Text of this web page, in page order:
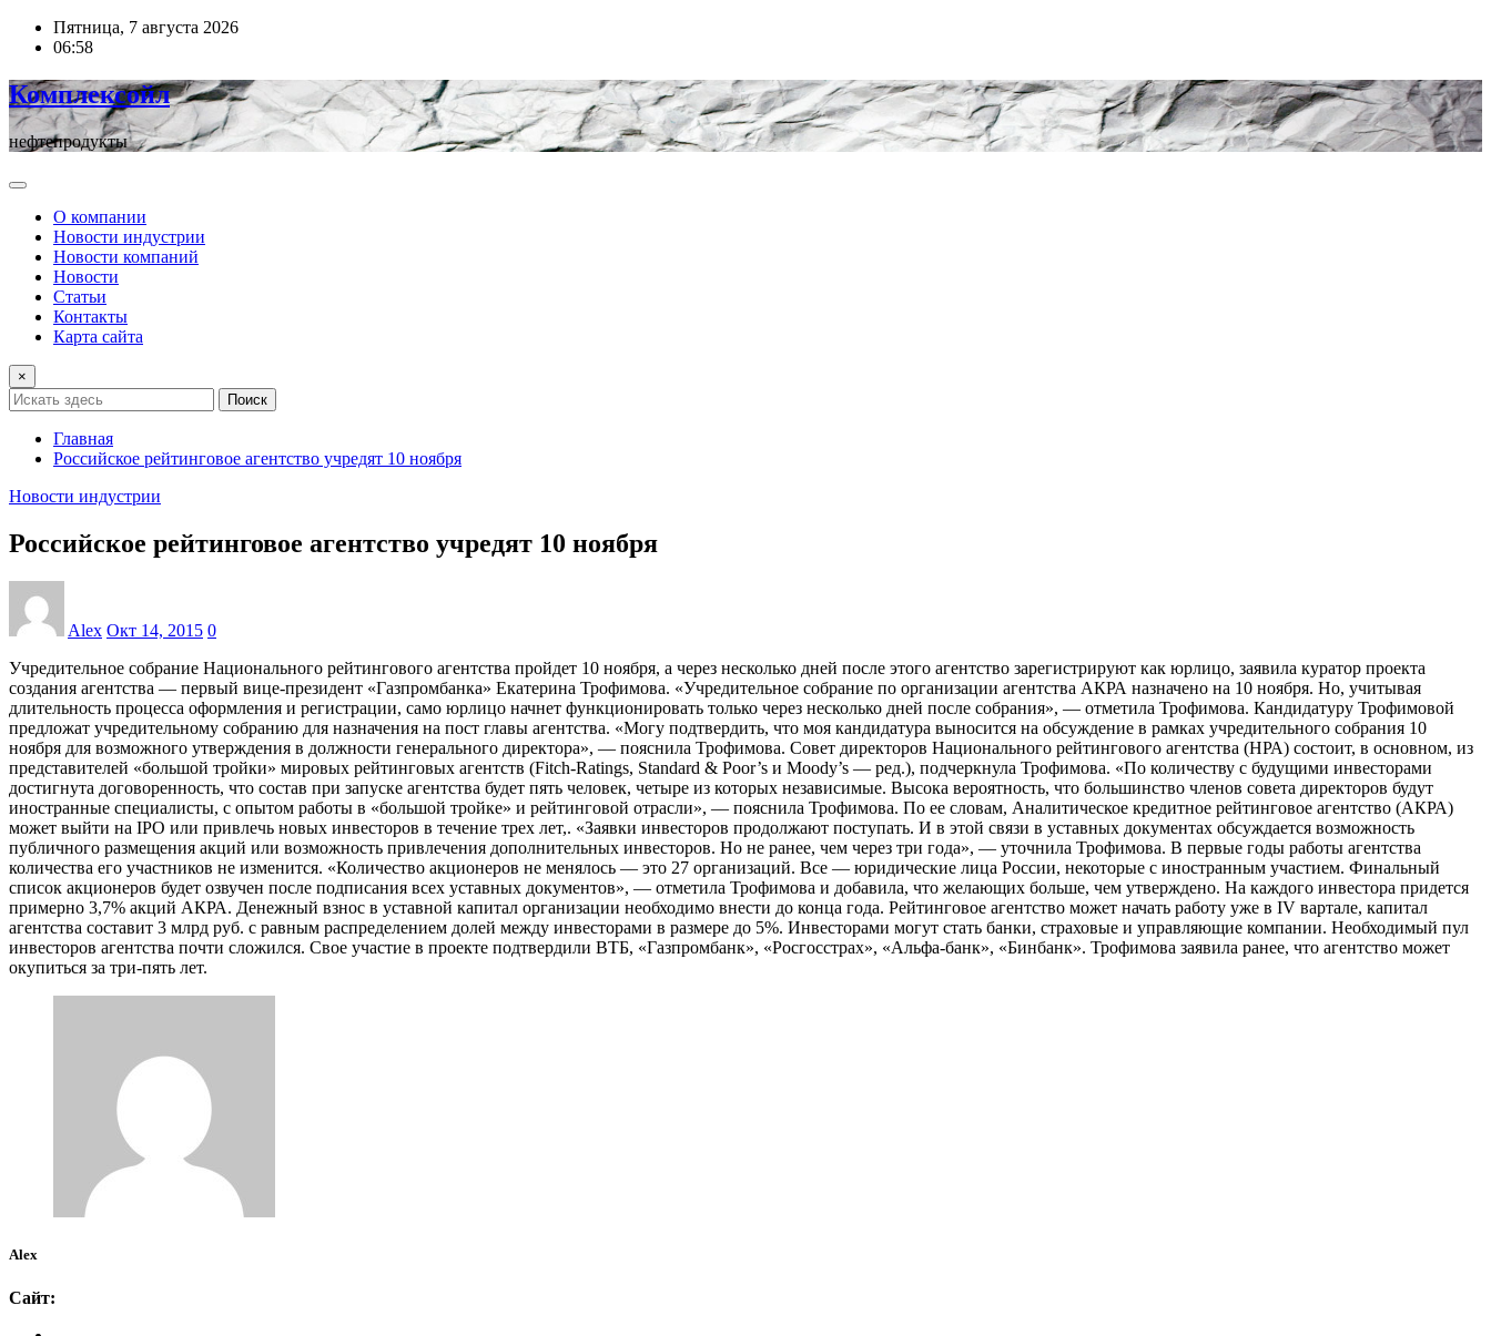
ПерейтиПятница, 7 августа 2026
06:58
Комплексойл
нефтепродукты
О компании
Новости индустрии
Новости компаний
Новости
Статьи
Контакты
Карта сайта
×
Поиск
Главная
Российское рейтинговое агентство учредят 10 ноября
Новости индустрии
Российское рейтинговое агентство учредят 10 ноября
Alex Окт 14, 2015 0
Учредительное собрание Национального рейтингового агентства пройдет 10 ноября, а через несколько дней после этого агентство зарегистрируют как юрлицо, заявила куратор проекта
создания агентства — первый вице-президент «Газпромбанка» Екатерина Трофимова. «Учредительное собрание по организации агентства АКРА назначено на 10 ноября. Но, учитывая
длительность процесса оформления и регистрации, само юрлицо начнет функционировать только через несколько дней после собрания», — отметила Трофимова. Кандидатуру Трофимовой
предложат учредительному собранию для назначения на пост главы агентства. «Могу подтвердить, что моя кандидатура выносится на обсуждение в рамках учредительного собрания 10
ноября для возможного утверждения в должности генерального директора», — пояснила Трофимова. Совет директоров Национального рейтингового агентства (НРА) состоит, в основном, из
представителей «большой тройки» мировых рейтинговых агентств (Fitch-Ratings, Standard & Poor’s и Moody’s — ред.), подчеркнула Трофимова. «По количеству с будущими инвесторами
достигнута договоренность, что состав при запуске агентства будет пять человек, четыре из которых независимые. Высока вероятность, что большинство членов совета директоров будут
иностранные специалисты, с опытом работы в «большой тройке» и рейтинговой отрасли», — пояснила Трофимова. По ее словам, Аналитическое кредитное рейтинговое агентство (АКРА)
может выйти на IPO или привлечь новых инвесторов в течение трех лет,. «Заявки инвесторов продолжают поступать. И в этой связи в уставных документах обсуждается возможность
публичного размещения акций или возможность привлечения дополнительных инвесторов. Но не ранее, чем через три года», — уточнила Трофимова. В первые годы работы агентства
количества его участников не изменится. «Количество акционеров не менялось — это 27 организаций. Все — юридические лица России, некоторые с иностранным участием. Финальный
список акционеров будет озвучен после подписания всех уставных документов», — отметила Трофимова и добавила, что желающих больше, чем утверждено. На каждого инвестора придется
примерно 3,7% акций АКРА. Денежный взнос в уставной капитал организации необходимо внести до конца года. Рейтинговое агентство может начать работу уже в IV вартале, капитал
агентства составит 3 млрд руб. с равным распределением долей между инвесторами в размере до 5%. Инвесторами могут стать банки, страховые и управляющие компании. Необходимый пул
инвесторов агентства почти сложился. Свое участие в проекте подтвердили ВТБ, «Газпромбанк», «Росгосстрах», «Альфа-банк», «Бинбанк». Трофимова заявила ранее, что агентство может
окупиться за три-пять лет.
Alex
Сайт: